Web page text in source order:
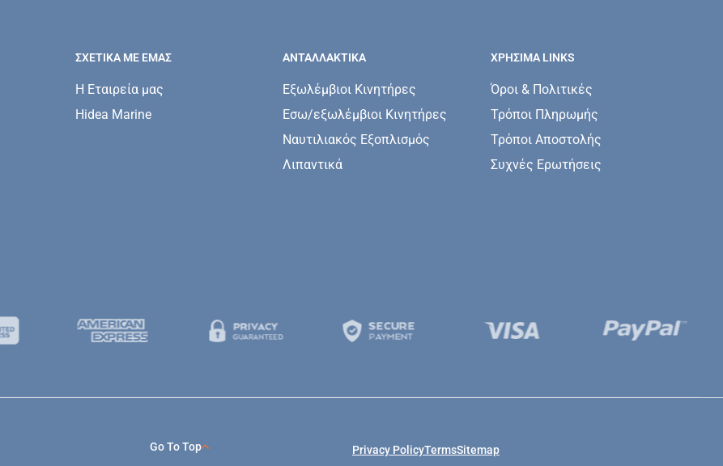
ΣΧΕΤΙΚΆ ΜΕ ΕΜΆΣ
Η Εταιρεία μας
Hidea Marine
ΑΝΤΑΛΛΑΚΤΙΚΑ
Εξωλέμβιοι Κινητήρες
Εσω/εξωλέμβιοι Κινητήρες
Ναυτιλιακός Εξοπλισμός
Λιπαντικά
ΧΡΗΣΙΜΑ LINKS
Όροι & Πολιτικές
Τρόποι Πληρωμής
Τρόποι Αποστολής
Συχνές Ερωτήσεις
Go To Top Privacy PolicyTermsSitemap